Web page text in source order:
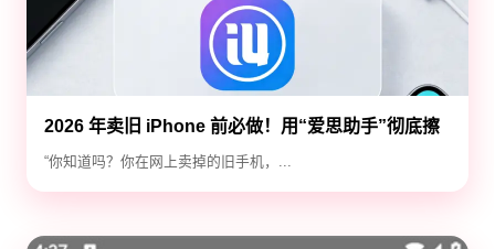
2026 年卖旧 iPhone 前必做！用“爱思助手”彻底擦
除隐私，防止数据泄露
“你知道吗？你在网上卖掉的旧手机，...